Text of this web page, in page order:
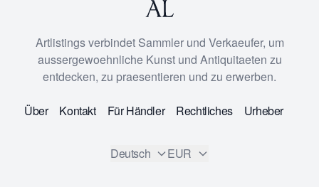
Artlistings verbindet Sammler und Verkaeufer, um
aussergewoehnliche Kunst und Antiquitaeten zu
entdecken, zu praesentieren und zu erwerben.
Über Kontakt Für Händler Rechtliches Urheber
Deutsch EUR